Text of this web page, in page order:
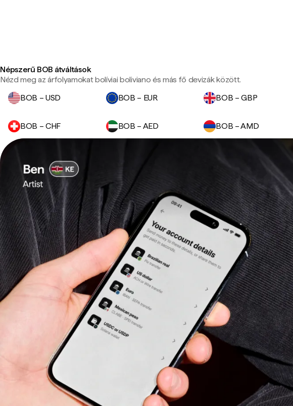
Népszerű BOB átváltások
Nézd meg az árfolyamokat bolíviai boliviano és más fő devizák között.
BOB – USD
BOB – EUR BOB – GBP
BOB – CHF BOB – AED BOB – AMD